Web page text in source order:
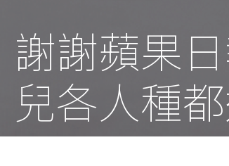
謝謝蘋果
兒各人種